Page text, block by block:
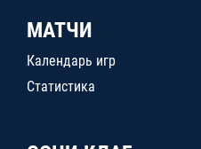
МАТЧИ
Календарь игр
Статистика